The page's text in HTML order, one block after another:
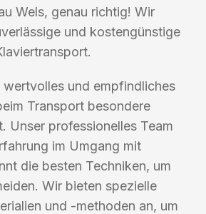
Wels, genau richtig! Wir
und kostengünstige
wertvolles und empfindliches
Transport besondere
Unser professionelles Team
im Umgang mit
die besten Techniken, um
Wir bieten spezielle
und -methoden an, um